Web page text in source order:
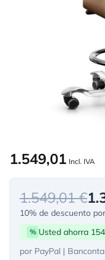
1.549,01 Incl. IVA
1.549,01 €
10% de descuento
% Usted ahorra
por PayPal |